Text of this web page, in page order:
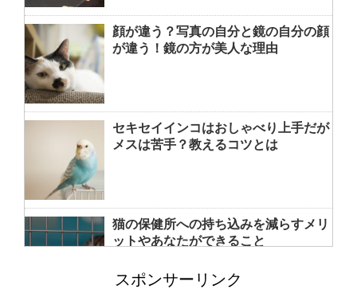
顔が違う？写真の自分と鏡の自分の顔
が違う！鏡の方が美人な理由
セキセイインコはおしゃべり上手だが
メスは苦手？教えるコツとは
猫の保健所への持ち込みを減らすメリ
ットやあなたができること
スポンサーリンク